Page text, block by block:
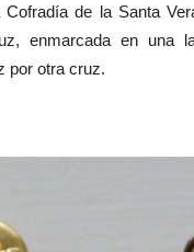
Cofradía de la Santa
enmarcada en una
por otra cruz.